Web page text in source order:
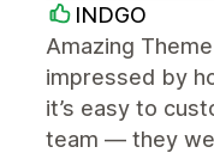
INDGO
Amazing
impressed by
it’s easy to
team — they